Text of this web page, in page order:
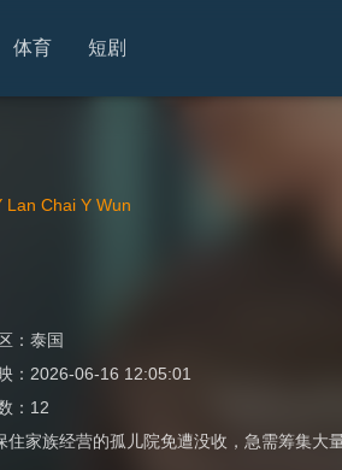
体育 短剧
Lan Chai Y Wun
：泰国
： 2026-06-16 12:05:01
： 12
家族经营的孤儿院免遭没收，急需筹集大